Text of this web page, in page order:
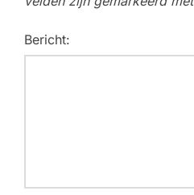
Bericht: